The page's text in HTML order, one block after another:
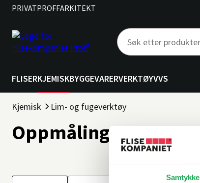
Samtykke
PRIVATPROFFARKITEKT
FLISERKJEMISKBYGGEVARERVERKTØYVVS
Kjemisk Lim- og fugeverktøy
Oppmåling